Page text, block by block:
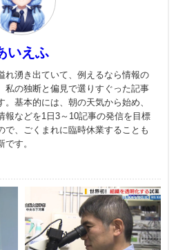
いえふ
れ湧き出ていて、例えるなら情報の
私の独断と偏見で選りすぐった記事
基本的には、朝の天気から始め、
報などを1日3～10記事の発信を目標
で、ごくまれに臨時休業することも
です。